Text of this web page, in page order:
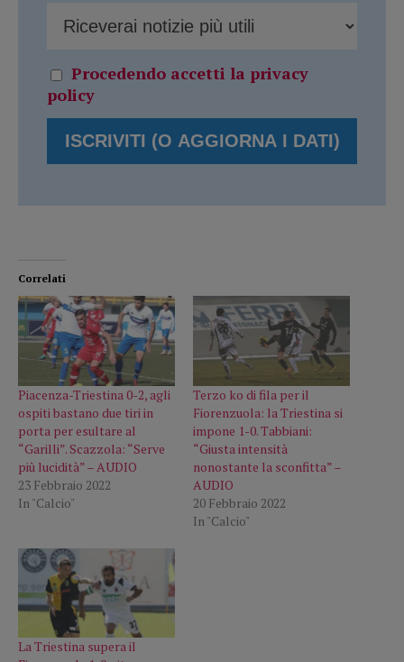
Procedendo accetti la privacy
policy
Correlati
Piacenza-Triestina 0-2, agli
ospiti bastano due tiri in
porta per esultare al
“Garilli”. Scazzola: “Serve
più lucidità” – AUDIO
23 Febbraio 2022
In "Calcio"
Terzo ko di fila per il
Fiorenzuola: la Triestina si
impone 1-0. Tabbiani:
“Giusta intensità
nonostante la sconfitta” –
AUDIO
20 Febbraio 2022
In "Calcio"
La Triestina supera il